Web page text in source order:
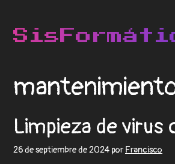
Limpieza de virus
26 de septiembre de 2024 por Francisco